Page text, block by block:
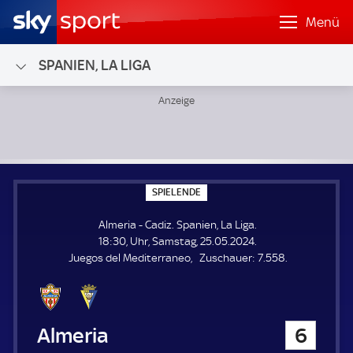
Menü
SPANIEN, LA LIGA
SPIELENDE
P
E
L
E
N
Almeria - Cadiz. Spanien, La Liga.
18:30, Uhr, Samstag, 25.05.2024.
Juegos del Mediterraneo
Zuschauer: Z
7.558.
Almeria 6